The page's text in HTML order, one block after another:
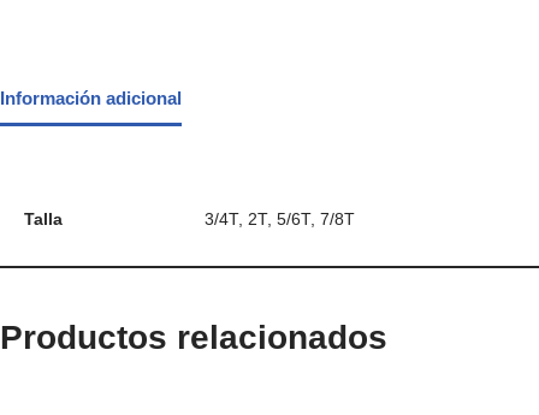
Información adicional
Talla 3/4T, 2T, 5/6T, 7/8T
Productos relacionados